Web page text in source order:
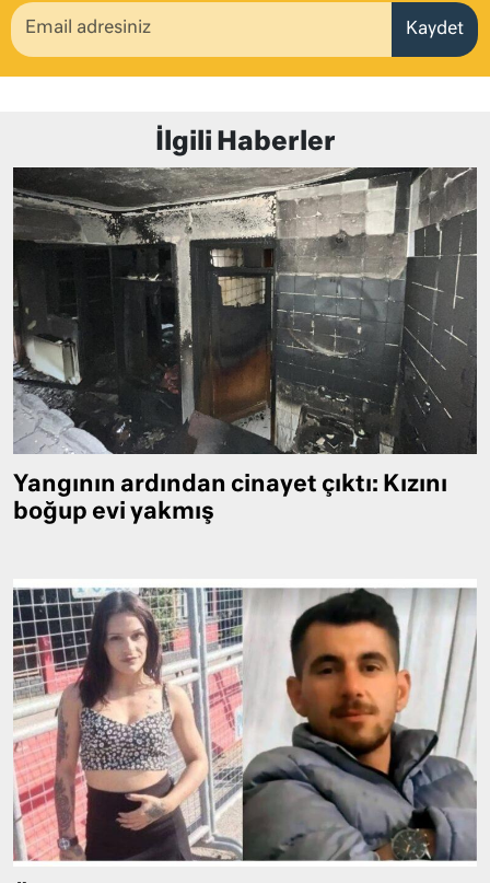
Kaydet
İlgili Haberler
Yangının ardından cinayet çıktı: Kızını
boğup evi yakmış